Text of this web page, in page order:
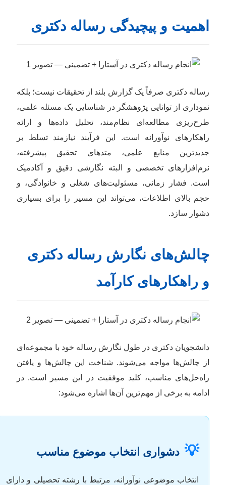
اهمیت و پیچیدگی رساله دکتری
رساله دکتری صرفاً یک گزارش بلند از تحقیقات نیست؛ بلکه
نموداری از توانایی پژوهشگر در شناسایی یک مسئله علمی،
طرح‌ریزی مطالعه‌ای نظام‌مند، تحلیل داده‌ها و ارائه
راهکارهای نوآورانه است. این فرآیند نیازمند تسلط بر
جدیدترین منابع علمی، متدهای تحقیق پیشرفته،
نرم‌افزارهای تخصصی و البته نگارشی دقیق و آکادمیک
است. فشار زمانی، مسئولیت‌های شغلی و خانوادگی، و
حجم بالای اطلاعات، می‌تواند این مسیر را برای بسیاری
دشوار سازد.
چالش‌های نگارش رساله دکتری
و راهکارهای کارآمد
دانشجویان دکتری در طول نگارش رساله خود با مجموعه‌ای
از چالش‌ها مواجه می‌شوند. شناخت این چالش‌ها و یافتن
راه‌حل‌های مناسب، کلید موفقیت در این مسیر است. در
ادامه به برخی از مهم‌ترین آن‌ها اشاره می‌شود:
💡 دشواری انتخاب موضوع مناسب
انتخاب موضوعی نوآورانه، مرتبط با رشته تحصیلی و دارای